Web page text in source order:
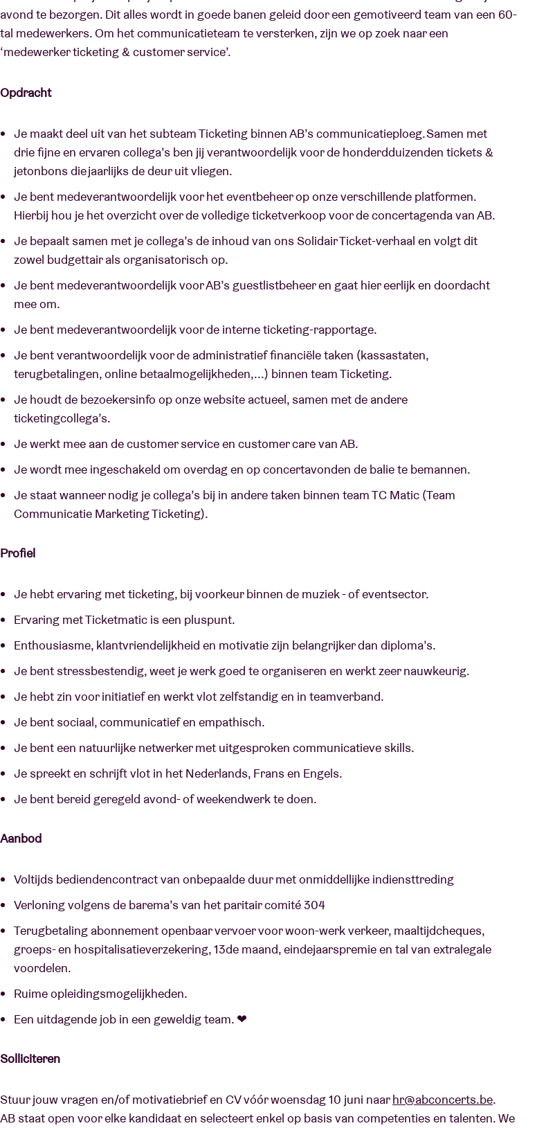
avond te bezorgen. Dit alles wordt in goede banen geleid door een gemotiveerd team van een 60-
tal medewerkers. Om het communicatieteam te versterken, zijn we op zoek naar een
‘medewerker ticketing & customer service’.
Opdracht
Je maakt deel uit van het subteam Ticketing binnen AB’s communicatieploeg. Samen met
drie fijne en ervaren collega’s ben jij verantwoordelijk voor de honderdduizenden tickets &
jetonbons die jaarlijks de deur uit vliegen.
Je bent medeverantwoordelijk voor het eventbeheer op onze verschillende platformen.
Hierbij hou je het overzicht over de volledige ticketverkoop voor de concertagenda van AB.
Je bepaalt samen met je collega’s de inhoud van ons Solidair Ticket-verhaal en volgt dit
zowel budgettair als organisatorisch op.
Je bent medeverantwoordelijk voor AB’s guestlistbeheer en gaat hier eerlijk en doordacht
mee om.
Je bent medeverantwoordelijk voor de interne ticketing-rapportage.
Je bent verantwoordelijk voor de administratief financiële taken (kassastaten,
terugbetalingen, online betaalmogelijkheden,...) binnen team Ticketing.
Je houdt de bezoekersinfo op onze website actueel, samen met de andere
ticketingcollega’s.
Je werkt mee aan de customer service en customer care van AB.
Je wordt mee ingeschakeld om overdag en op concertavonden de balie te bemannen.
Je staat wanneer nodig je collega’s bij in andere taken binnen team TC Matic (Team
Communicatie Marketing Ticketing).
Profiel
Je hebt ervaring met ticketing, bij voorkeur binnen de muziek - of eventsector.
Ervaring met Ticketmatic is een pluspunt.
Enthousiasme, klantvriendelijkheid en motivatie zijn belangrijker dan diploma’s.
Je bent stressbestendig, weet je werk goed te organiseren en werkt zeer nauwkeurig.
Je hebt zin voor initiatief en werkt vlot zelfstandig en in teamverband.
Je bent sociaal, communicatief en empathisch.
Je bent een natuurlijke netwerker met uitgesproken communicatieve skills.
Je spreekt en schrijft vlot in het Nederlands, Frans en Engels.
Je bent bereid geregeld avond- of weekendwerk te doen.
Aanbod
Voltijds bediendencontract van onbepaalde duur met onmiddellijke indiensttreding
Verloning volgens de barema’s van het paritair comité 304
Terugbetaling abonnement openbaar vervoer voor woon-werk verkeer, maaltijdcheques,
groeps- en hospitalisatieverzekering, 13de maand, eindejaarspremie en tal van extralegale
voordelen.
Ruime opleidingsmogelijkheden.
Een uitdagende job in een geweldig team. ❤
Solliciteren
Stuur jouw vragen en/of motivatiebrief en CV vóór woensdag 10 juni naarhr@abconcerts.be.
AB staat open voor elke kandidaat en selecteert enkel op basis van competenties en talenten. We